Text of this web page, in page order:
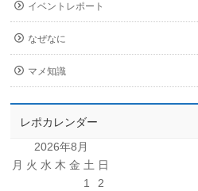
イベントレポート
なぜなに
マメ知識
レポカレンダー
2026年8月
月 火 水 木 金 土 日
1
2